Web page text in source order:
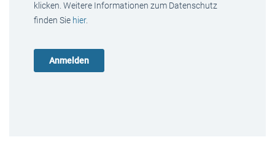
klicken. Weitere Informationen zum Datenschutz
finden Sie hier.